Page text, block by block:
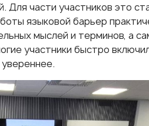
Для части участников это
языковой барьер
мыслей и терминов, а
участники быстро